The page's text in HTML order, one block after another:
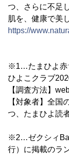
つ、さらに不足
肌を、健康で美
https://
※1…たまひよ赤
ひよこクラブ
【調査方法】
【対象者】全国
つ、たまひよ読
※2…ゼクシィ
行）に掲載のラ